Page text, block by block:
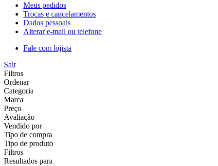
Meus pedidos
Trocas e cancelamentos
Dados pessoais
Alterar e-mail ou telefone
Fale com lojista
Sair
Filtros
Ordenar
Categoria
Marca
Preço
Avaliação
Vendido por
Tipo de compra
Tipo de produto
Filtros
Resultados para